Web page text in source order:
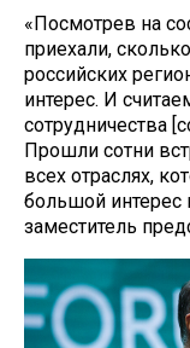
«Посмотрев на
приехали,
российских
интерес. И
сотрудничества
Прошли сотни
всех отраслях,
большой интерес
заместитель